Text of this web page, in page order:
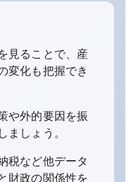
見ることで、産
変化も把握でき
や外的要因を振
ましょう。
税など他データ
財政の関係性を